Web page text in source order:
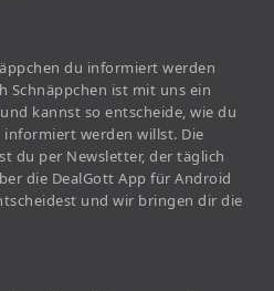
du informiert werden
Schnäppchen ist mit uns ein
kannst so entscheide, wie du
informiert werden willst. Die
du per Newsletter, der täglich
die DealGott App für Android
und wir bringen dir die